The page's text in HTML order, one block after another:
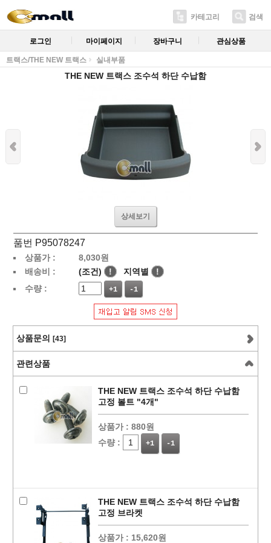
카테고리 검색
로그인 마이페이지 장바구니 관심상품
트랙스/THE NEW 트랙스 실내부품
THE NEW 트랙스 조수석 하단 수납함
상세보기
품번 P95078247
상품가 : 8,030원
배송비 :
(조건) ! 지역별
!
수량 :
+1 -1
상품문의 [43]
관련상품
THE NEW 트랙스 조수석 하단 수납함
고정 볼트 "4개"
상품가 : 880원
수량 :
+1 -1
THE NEW 트랙스 조수석 하단 수납함
고정 브라켓
상품가 : 15,620원